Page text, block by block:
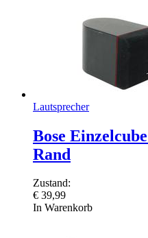
Lautsprecher
Bose
Rand
Zustand:
€ 39,99
In Warenkorb